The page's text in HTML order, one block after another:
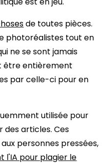
de toutes pièces.
photoréalistes tout en
ne se sont jamais
être entièrement
par celle-ci pour en
utilisée pour
des articles. Ces
personnes pressées,
l'IA pour plagier le